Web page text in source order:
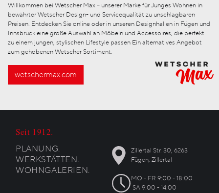
Willkommen bei Wetscher Max – unserer Marke für Junges Wohnen in
bewährter Wetscher Design- und Servicequalität zu unschlagbaren
Preisen. Entdecken Sie online oder in unseren Designhallen in Fügen und
Innsbruck eine große Auswahl an Möbeln und Accessoires, die perfekt
zu einem jungen, stylischen Lifestyle passen Ein alternatives Angebot
zum gehobenen Wetscher Sortiment.
wetschermax.com
Seit 1912.
PLANUNG.
WERKSTÄTTEN.
WOHNGALERIEN.
Zillertal Str. 30, 6263
Fügen, Zillertal
MO - FR 9:00 - 18:00
SA 9:00 - 14:00